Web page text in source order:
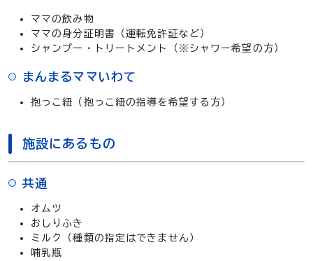
ママの飲み物
ママの身分証明書（運転免許証など）
シャンプー・トリートメント（※シャワー希望の方）
まんまるママいわて
抱っこ紐（抱っこ紐の指導を希望する方）
施設にあるもの
共通
オムツ
おしりふき
ミルク（種類の指定はできません）
哺乳瓶